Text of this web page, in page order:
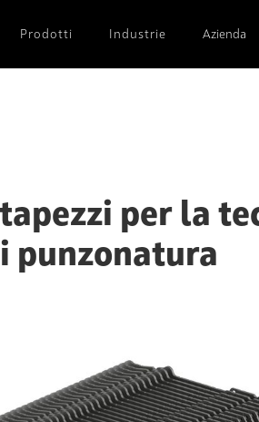
Prodotti Industrie Azienda
per la
punzonatura